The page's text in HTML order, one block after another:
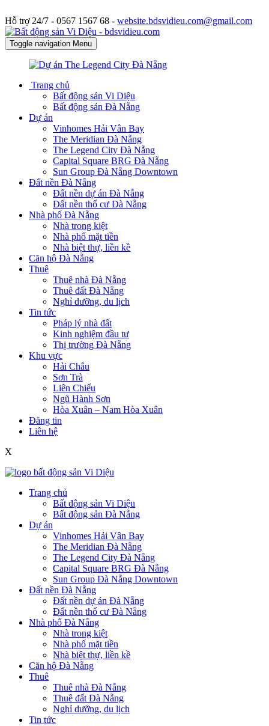
Hỗ trợ 24/7 - 0567 1567 68 - website.bdsvidieu.com@gmail.com
Toggle navigation Menu
Trang chủ
Bất động sản Vi Diệu
Bất động sản Đà Nẵng
Dự án
Vinhomes Hải Vân Bay
The Meridian Đà Nẵng
The Legend City Đà Nẵng
Capital Square BRG Đà Nẵng
Sun Group Đà Nẵng Downtown
Đất nền Đà Nẵng
Đất nền dự án Đà Nẵng
Đất nền thổ cư Đà Nẵng
Nhà phố Đà Nẵng
Nhà trong kiệt
Nhà phố mặt tiền
Nhà biệt thự, liền kề
Căn hộ Đà Nẵng
Thuê
Thuê nhà Đà Nẵng
Thuê đất Đà Nẵng
Nghỉ dưỡng, du lịch
Tin tức
Pháp lý nhà đất
Kinh nghiệm đầu tư
Thị trường Đà Nẵng
Khu vực
Hải Châu
Sơn Trà
Liên Chiểu
Ngũ Hành Sơn
Hòa Xuân – Nam Hòa Xuân
Đăng tin
Liên hệ
X
Trang chủ
Bất động sản Vi Diệu
Bất động sản Đà Nẵng
Dự án
Vinhomes Hải Vân Bay
The Meridian Đà Nẵng
The Legend City Đà Nẵng
Capital Square BRG Đà Nẵng
Sun Group Đà Nẵng Downtown
Đất nền Đà Nẵng
Đất nền dự án Đà Nẵng
Đất nền thổ cư Đà Nẵng
Nhà phố Đà Nẵng
Nhà trong kiệt
Nhà phố mặt tiền
Nhà biệt thự, liền kề
Căn hộ Đà Nẵng
Thuê
Thuê nhà Đà Nẵng
Thuê đất Đà Nẵng
Nghỉ dưỡng, du lịch
Tin tức